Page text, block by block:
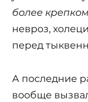
более
невроз,
перед
А последние
вообще